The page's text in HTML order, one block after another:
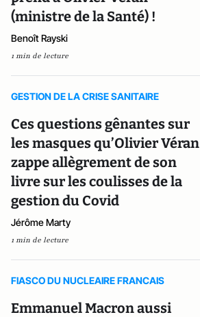
(ministre de la Santé) !
Benoît Rayski
1 min de lecture
GESTION DE LA CRISE SANITAIRE
Ces questions gênantes sur
les masques qu’Olivier Véran
zappe allègrement de son
livre sur les coulisses de la
gestion du Covid
Jérôme Marty
1 min de lecture
FIASCO DU NUCLEAIRE FRANCAIS
Emmanuel Macron aussi